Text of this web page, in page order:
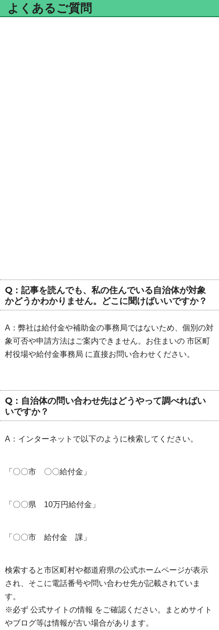
よくあるご質問
Q：記事を読んでも、私の住んでいる自治体が対象
かどうかわかりません。どこに聞けばいいですか？
A：弊社は給付金や補助金の事務局ではないため、個別の対
象可否や申請方法はご案内できません。お住まいの 市区町
村役場や給付金事務局 に直接お問い合わせください。
Q：自治体の問い合わせ先はどうやって調べればい
いですか？
A：インターネットで以下のように検索してください。
「〇〇市 〇〇給付金」
「〇〇県 10万円給付金」
「〇〇市 給付金 課」
検索すると市区町村や都道府県の公式ホームページが表示
され、そこに電話番号や問い合わせ先が記載されていま
す。
※必ず 公式サイトの情報 をご確認ください。まとめサイト
やブログ等は情報が古い場合があります。